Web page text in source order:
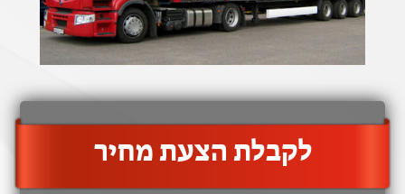
‫לקבלת הצעת מחיר